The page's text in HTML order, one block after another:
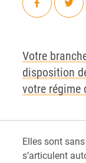
Votre
disposition
votre régime
Elles sont
s’articulent
Facebook